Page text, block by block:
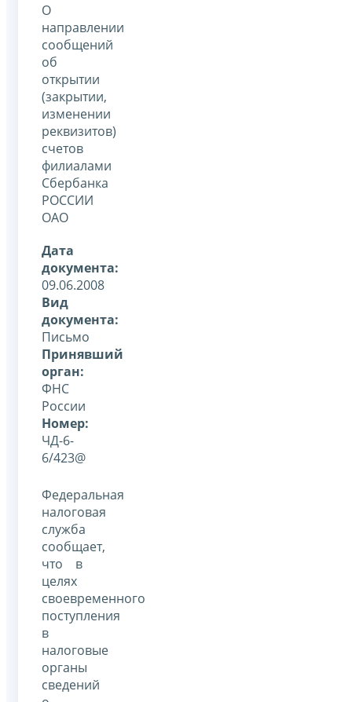
О
направлении
сообщений
об
открытии
(закрытии,
изменении
реквизитов)
счетов
филиалами
Сбербанка
РОССИИ
ОАО
Дата
документа:
09.06.2008
Вид
документа:
Письмо
Принявший
орган:
ФНС
России
Номер:
ЧД-6-
6/423@
Федеральная
налоговая
служба
сообщает,
что в
целях
своевременного
поступления
в
налоговые
органы
сведений